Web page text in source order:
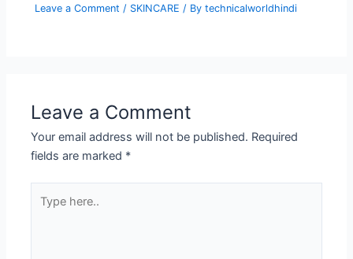
Leave a Comment / SKINCARE / Bytechnicalworldhindi
Leave a Comment
Your email address will not be published. Required
fields are marked *
here..